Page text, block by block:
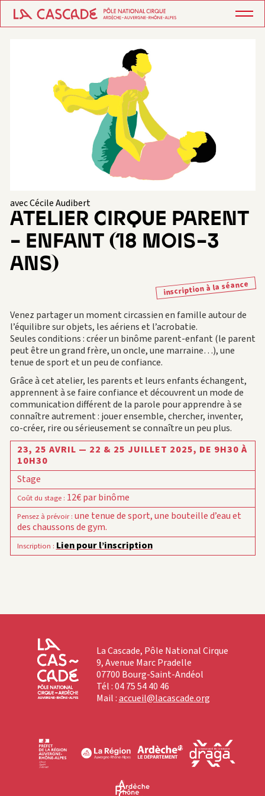
avec Cécile Audibert
ATELIER CIRQUE PARENT
– ENFANT (18 MOIS-3
ANS)
inscription à la séance
Venez partager un moment circassien en famille autour de
l’équilibre sur objets, les aériens et l’acrobatie.
Seules conditions : créer un binôme parent-enfant (le parent
peut être un grand frère, un oncle, une marraine…), une
tenue de sport et un peu de confiance.
Grâce à cet atelier, les parents et leurs enfants échangent,
apprennent à se faire confiance et découvrent un mode de
communication différent de la parole pour apprendre à se
connaître autrement : jouer ensemble, chercher, inventer,
co-créer, rire ou sérieusement se connaître un peu plus.
23, 25 AVRIL — 22 & 25 JUILLET 2025, DE 9H30 À
10H30
Stage
Coût du stage: 12€ par binôme
Pensez à prévoir: une tenue de sport, une bouteille d’eau et
des chaussons de gym.
Inscription : Lien pour l’inscription
La Cascade, Pôle National Cirque
9, Avenue Marc Pradelle
07700 Bourg-Saint-Andéol
Tél : 04 75 54 40 46
Mail :accueil@lacascade.org